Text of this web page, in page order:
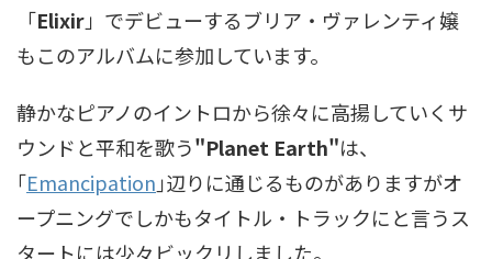
「Elixir」でデビューするブリア・ヴァレンティ嬢
もこのアルバムに参加しています。
静かなピアノのイントロから徐々に高揚していくサ
ウンドと平和を歌う"Planet Earth"は、
｢Emancipation ｣辺りに通じるものがありますがオ
ープニングでしかもタイトル・トラックにと言うス
タートには少々ビックリしました。